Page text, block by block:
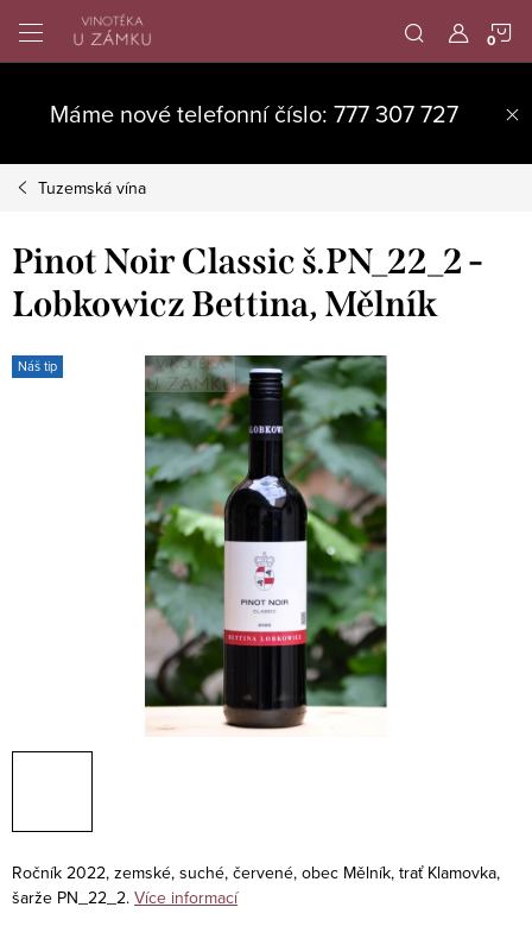
obsah
Máme nové telefonní číslo: 777 307 727
Tuzemská vína
Pinot Noir Classic š.PN_22_2 -
Lobkowicz Bettina, Mělník
Náš tip
Ročník 2022, zemské, suché, červené, obec Mělník, trať Klamovka,
šarže PN_22_2. Více informací